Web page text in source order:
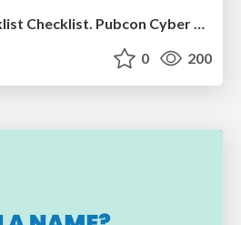
The Anti-SEO Checklist Checklist. Pubcon Cyber Week
0 200